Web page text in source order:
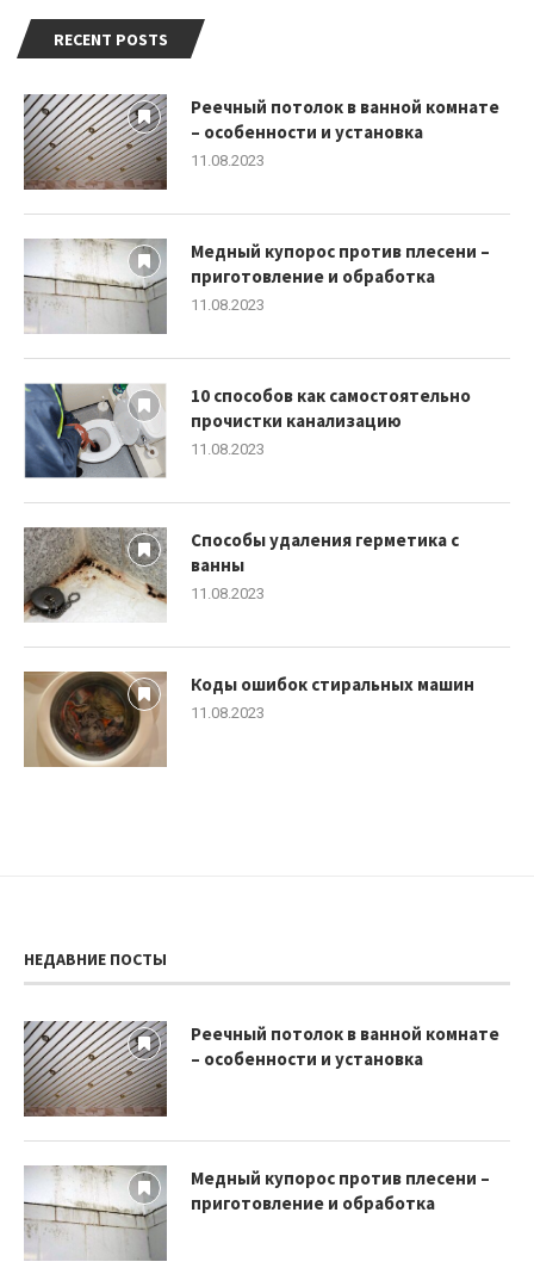
RECENT POSTS
Реечный потолок в ванной комнате
– особенности и установка
11.08.2023
Медный купорос против плесени –
приготовление и обработка
11.08.2023
10 способов как самостоятельно
прочистки канализацию
11.08.2023
Способы удаления герметика с
ванны
11.08.2023
Коды ошибок стиральных машин
11.08.2023
НЕДАВНИЕ ПОСТЫ
Реечный потолок в ванной комнате
– особенности и установка
Медный купорос против плесени –
приготовление и обработка